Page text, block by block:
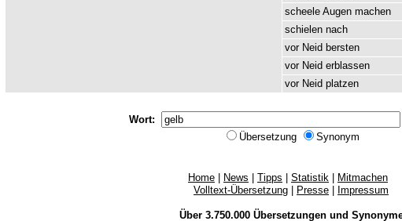
scheele Augen machen
schielen nach
vor Neid bersten
vor Neid erblassen
vor Neid platzen
Wort:
Übersetzung
Synonym
Home News Tipps Statistik
Mitmachen
Volltext-Übersetzung
Presse Impressum
Über 3.750.000 Übersetzungenund